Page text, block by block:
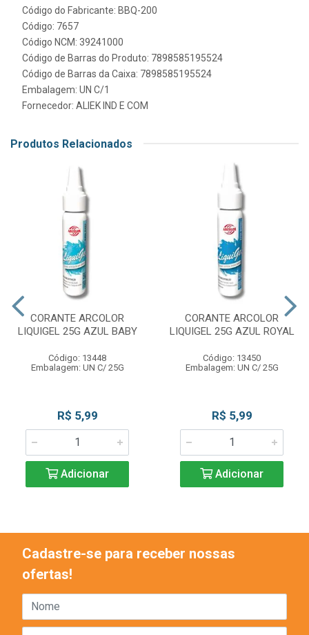
Código do Fabricante: BBQ-200
Código: 7657
Código NCM: 39241000
Código de Barras do Produto: 7898585195524
Código de Barras da Caixa: 7898585195524
Embalagem: UN C/1
Fornecedor: ALIEK IND E COM
Produtos Relacionados
CORANTE ARCOLOR
LIQUIGEL 25G AZUL BABY
Código: 13448
Embalagem: UN C/ 25G
R$ 5,99
Adicionar
CORANTE ARCOLOR
LIQUIGEL 25G AZUL ROYAL
Código: 13450
Embalagem: UN C/ 25G
R$ 5,99
Adicionar
Cadastre-se para receber nossas
ofertas!